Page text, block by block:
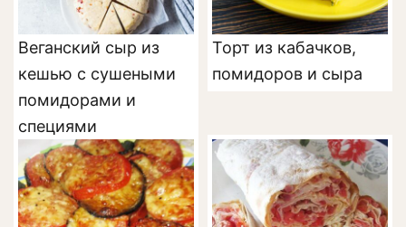
Веганский сыр из
кешью с сушеными
помидорами и
специями
Торт из кабачков,
помидоров и сыра